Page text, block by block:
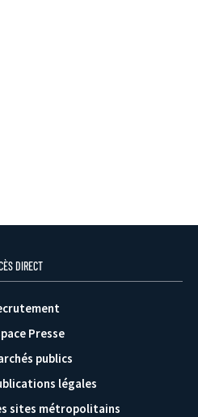
DIRECT
Presse
publics
légales
sites métropolitains